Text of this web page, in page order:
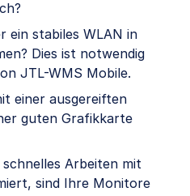
ein stabiles WLAN in
Dies ist notwendig
JTL-WMS Mobile.
einer ausgereiften
guten Grafikkarte
Arbeiten mit
sind Ihre Monitore